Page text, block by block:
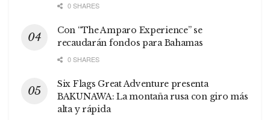
0 SHARES
Con “The Amparo Experience” se
recaudarán fondos para Bahamas
0 SHARES
Six Flags Great Adventure presenta
BAKUNAWA: La montaña rusa con giro más
alta y rápida